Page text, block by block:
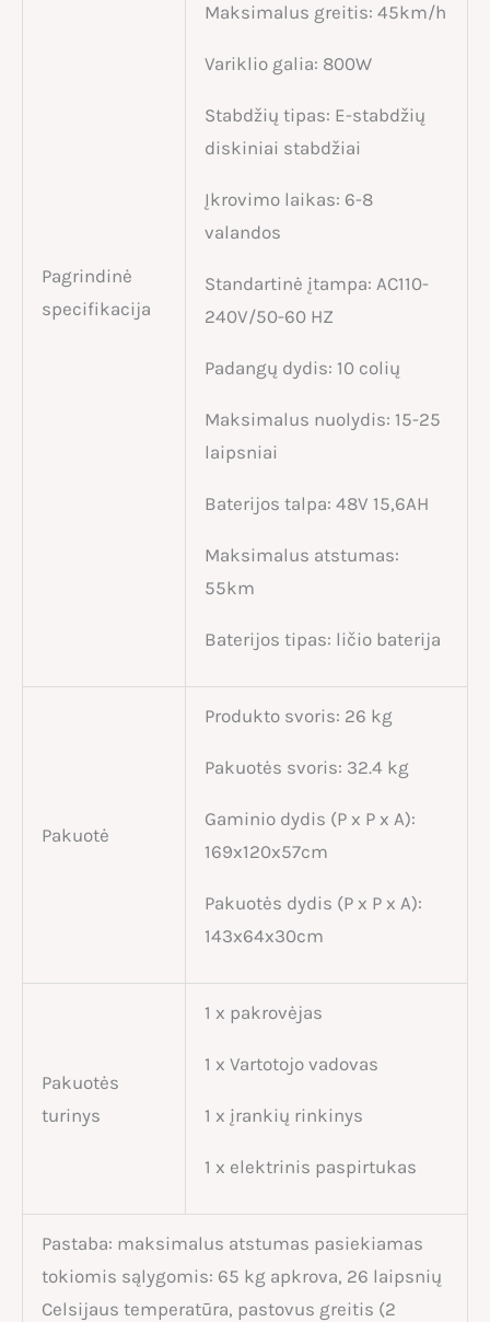
Pagrindinė
specifikacija
Maksimalus greitis: 45km/h
Variklio galia: 800W
Stabdžių tipas: E-stabdžių
diskiniai stabdžiai
Įkrovimo laikas: 6-8
valandos
Standartinė įtampa: AC110-
240V/50-60 HZ
Padangų dydis: 10 colių
Maksimalus nuolydis: 15-25
laipsniai
Baterijos talpa: 48V 15,6AH
Maksimalus atstumas:
55km
Baterijos tipas: ličio baterija
Pakuotė
Produkto svoris: 26 kg
Pakuotės svoris: 32.4 kg
Gaminio dydis (P x P x A):
169x120x57cm
Pakuotės dydis (P x P x A):
143x64x30cm
Pakuotės
turinys
1 x pakrovėjas
1 x Vartotojo vadovas
1 x įrankių rinkinys
1 x elektrinis paspirtukas
Pastaba: maksimalus atstumas pasiekiamas
tokiomis sąlygomis: 65 kg apkrova, 26 laipsnių
Celsijaus temperatūra, pastovus greitis (2